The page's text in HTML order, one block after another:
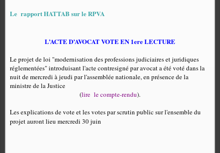
Le rapport HATTAB sur le RPVA
L’ACTE D’AVOCAT VOTE EN 1ere LECTURE
Le projet de loi "modernisation des professions judiciaires et juridiques
réglementées" introduisant l'acte contresigné par avocat a été voté dans la
nuit de mercredi à jeudi par l'assemblée nationale, en présence de la
ministre de la Justice
(lire le compte-rendu).
Les explications de vote et les votes par scrutin public sur l'ensemble du
projet auront lieu mercredi 30 juin